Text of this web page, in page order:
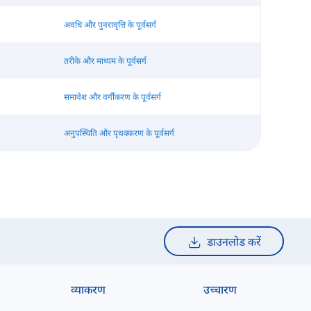
अवधि और पुनरावृत्ति के पूर्वसर्ग
तरीके और माध्यम के पूर्वसर्ग
समावेश और वर्गीकरण के पूर्वसर्ग
अनुपस्थिति और पृथक्करण के पूर्वसर्ग
डाउनलोड करें
व्याकरण उच्चारण